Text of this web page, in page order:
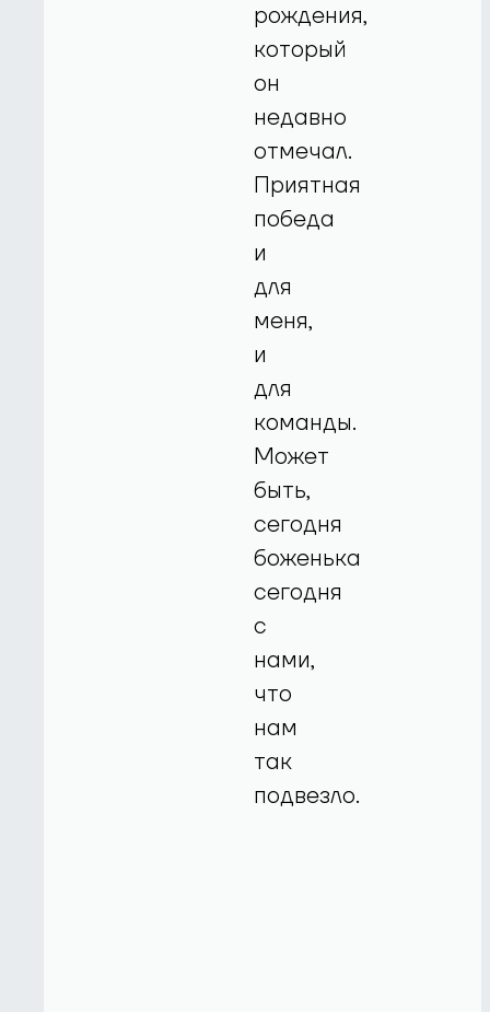
рождения,
который
он
недавно
отмечал.
Приятная
победа
и
для
меня,
и
для
команды.
Может
быть,
сегодня
боженька
сегодня
с
нами,
что
нам
так
подвезло.